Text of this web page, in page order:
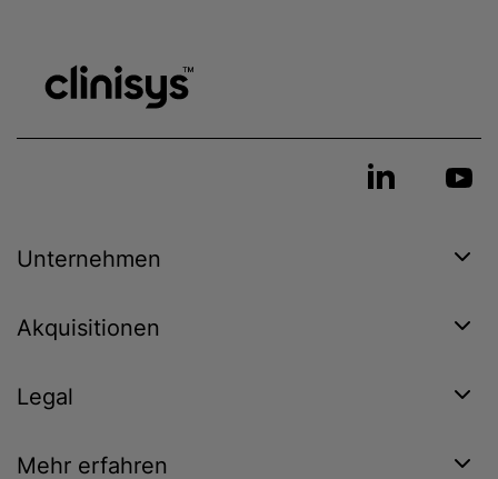
Unternehmen
Akquisitionen
Legal
Mehr erfahren